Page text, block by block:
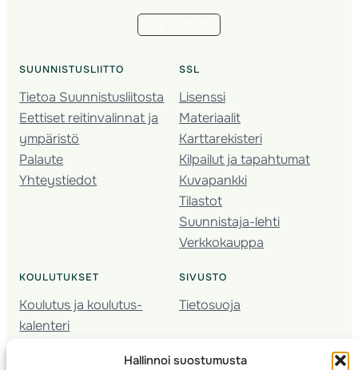
Hallinnoi suostumusta
SUUNNISTUSLIITTO
Tietoa Suunnistusliitosta
Eettiset reitinvalinnat ja
ympäristö
Palaute
Yhteystiedot
SSL
Lisenssi
Materiaalit
Karttarekisteri
Kilpailut ja tapahtumat
Kuvapankki
Tilastot
Suunnistaja-lehti
Verkkokauppa
KOULUTUKSET
Koulutus ja koulutus­
kalenteri
SIVUSTO
Tietosuoja